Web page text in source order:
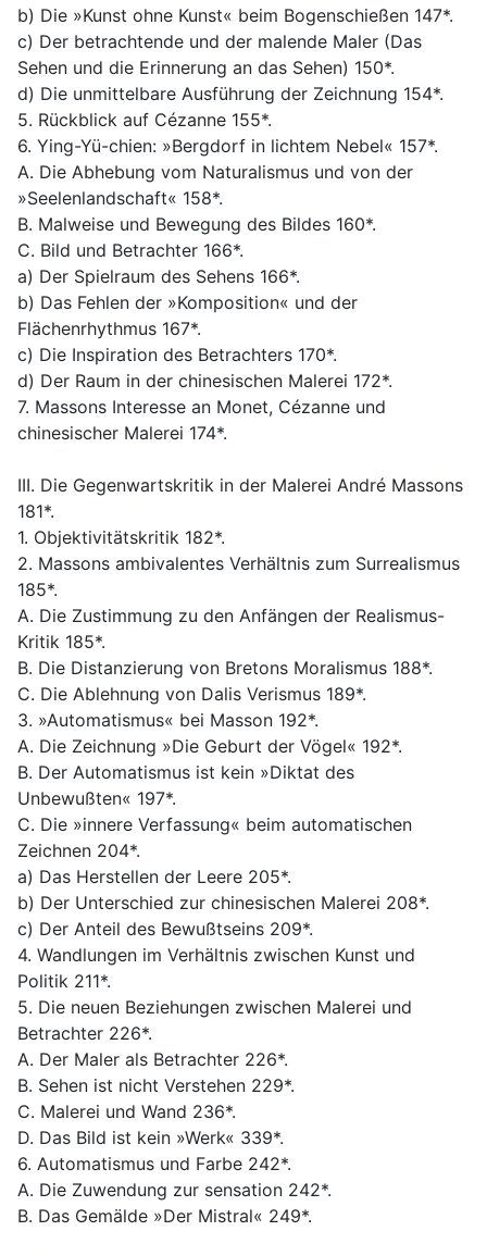
b) Die »Kunst ohne Kunst« beim Bogenschießen 147*.
c) Der betrachtende und der malende Maler (Das
Sehen und die Erinnerung an das Sehen) 150*.
d) Die unmittelbare Ausführung der Zeichnung 154*.
5. Rückblick auf Cézanne 155*.
6. Ying-Yü-chien: »Bergdorf in lichtem Nebel« 157*.
A. Die Abhebung vom Naturalismus und von der
»Seelenlandschaft« 158*.
B. Malweise und Bewegung des Bildes 160*.
C. Bild und Betrachter 166*.
a) Der Spielraum des Sehens 166*.
b) Das Fehlen der »Komposition« und der
Flächenrhythmus 167*.
c) Die Inspiration des Betrachters 170*.
d) Der Raum in der chinesischen Malerei 172*.
7. Massons Interesse an Monet, Cézanne und
chinesischer Malerei 174*.
III. Die Gegenwartskritik in der Malerei André Massons
181*.
1. Objektivitätskritik 182*.
2. Massons ambivalentes Verhältnis zum Surrealismus
185*.
A. Die Zustimmung zu den Anfängen der Realismus-
Kritik 185*.
B. Die Distanzierung von Bretons Moralismus 188*.
C. Die Ablehnung von Dalis Verismus 189*.
3. »Automatismus« bei Masson 192*.
A. Die Zeichnung »Die Geburt der Vögel« 192*.
B. Der Automatismus ist kein »Diktat des
Unbewußten« 197*.
C. Die »innere Verfassung« beim automatischen
Zeichnen 204*.
a) Das Herstellen der Leere 205*.
b) Der Unterschied zur chinesischen Malerei 208*.
c) Der Anteil des Bewußtseins 209*.
4. Wandlungen im Verhältnis zwischen Kunst und
Politik 211*.
5. Die neuen Beziehungen zwischen Malerei und
Betrachter 226*.
A. Der Maler als Betrachter 226*.
B. Sehen ist nicht Verstehen 229*.
C. Malerei und Wand 236*.
D. Das Bild ist kein »Werk« 339*.
6. Automatismus und Farbe 242*.
A. Die Zuwendung zur sensation 242*.
B. Das Gemälde »Der Mistral« 249*.